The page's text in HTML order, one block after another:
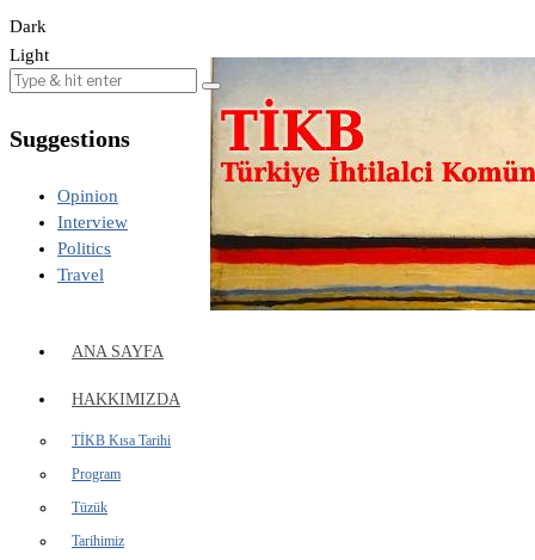
Dark
Light
Suggestions
Opinion
Interview
Politics
Travel
ANA SAYFA
HAKKIMIZDA
TİKB Kısa Tarihi
Program
Tüzük
Tarihimiz